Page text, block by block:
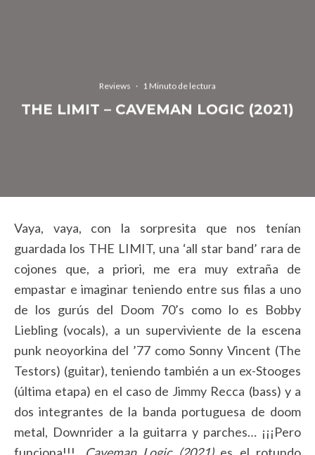
Reviews · 1 Minuto de lectura
THE LIMIT – CAVEMAN LOGIC (2021)
Vaya, vaya, con la sorpresita que nos tenían
guardada los THE LIMIT, una ‘all star band’ rara de
cojones que, a priori, me era muy extraña de
empastar e imaginar teniendo entre sus filas a uno
de los gurús del Doom 70’s como lo es Bobby
Liebling (vocals), a un superviviente de la escena
punk neoyorkina del ’77 como Sonny Vincent (The
Testors) (guitar), teniendo también a un ex-Stooges
(última etapa) en el caso de Jimmy Recca (bass) y a
dos integrantes de la banda portuguesa de doom
metal, Downrider a la guitarra y parches… ¡¡¡Pero